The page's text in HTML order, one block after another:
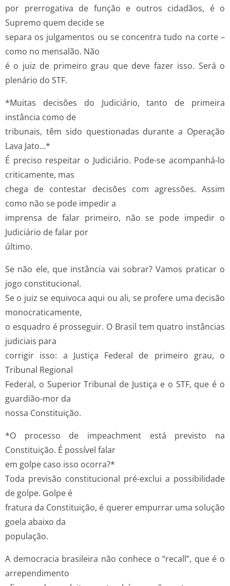
por prerrogativa de função e outros cidadãos, é o
Supremo quem decide se
separa os julgamentos ou se concentra tudo na corte –
como no mensalão. Não
é o juiz de primeiro grau que deve fazer isso. Será o
plenário do STF.
*Muitas decisões do Judiciário, tanto de primeira
instância como de
tribunais, têm sido questionadas durante a Operação
Lava Jato…*
É preciso respeitar o Judiciário. Pode-se acompanhá-lo
criticamente, mas
chega de contestar decisões com agressões. Assim
como não se pode impedir a
imprensa de falar primeiro, não se pode impedir o
Judiciário de falar por
último.
Se não ele, que instância vai sobrar? Vamos praticar o
jogo constitucional.
Se o juiz se equivoca aqui ou ali, se profere uma decisão
monocraticamente,
o esquadro é prosseguir. O Brasil tem quatro instâncias
judiciais para
corrigir isso: a Justiça Federal de primeiro grau, o
Tribunal Regional
Federal, o Superior Tribunal de Justiça e o STF, que é o
guardião-mor da
nossa Constituição.
*O processo de impeachment está previsto na
Constituição. É possível falar
em golpe caso isso ocorra?*
Toda previsão constitucional pré-exclui a possibilidade
de golpe. Golpe é
fratura da Constituição, é querer empurrar uma solução
goela abaixo da
população.
A democracia brasileira não conhece o “recall”, que é o
arrependimento